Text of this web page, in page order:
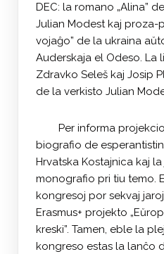
DEC: la romano „Alina”
Julian Modest kaj proza-
vojaĝo” de la ukraina
Auderskaja el Odeso. La
Zdravko Seleš kaj Josip
de la verkisto Julian
Per informa
biografio de
Hrvatska Kostajnica kaj
monografio pri tiu temo.
kongresoj por sekvaj
Erasmus+ projekto
kreski”. Tamen, eble la
kongreso estas la lanĉo